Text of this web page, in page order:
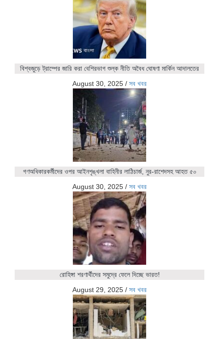
বিশ্বজুড়ে ট্রাম্পের জারি করা বেশিরভাগ শুল্ক নীতি অবৈধ ঘোষণা মার্কিন আদালতের
August 30, 2025 / সব খবর
গণঅধিকারকর্মীদের ওপর আইনশৃঙ্খলা বাহিনীর লাঠিচার্জ, নুর-রাশেদসহ আহত ৫০
August 30, 2025 / সব খবর
রোহিঙ্গা শরণার্থীদের সমুদ্রে ফেলে দিচ্ছে ভারত!
August 29, 2025 / সব খবর